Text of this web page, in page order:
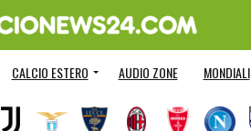
CALCIO ESTERO AUDIO ZONE MONDIALI